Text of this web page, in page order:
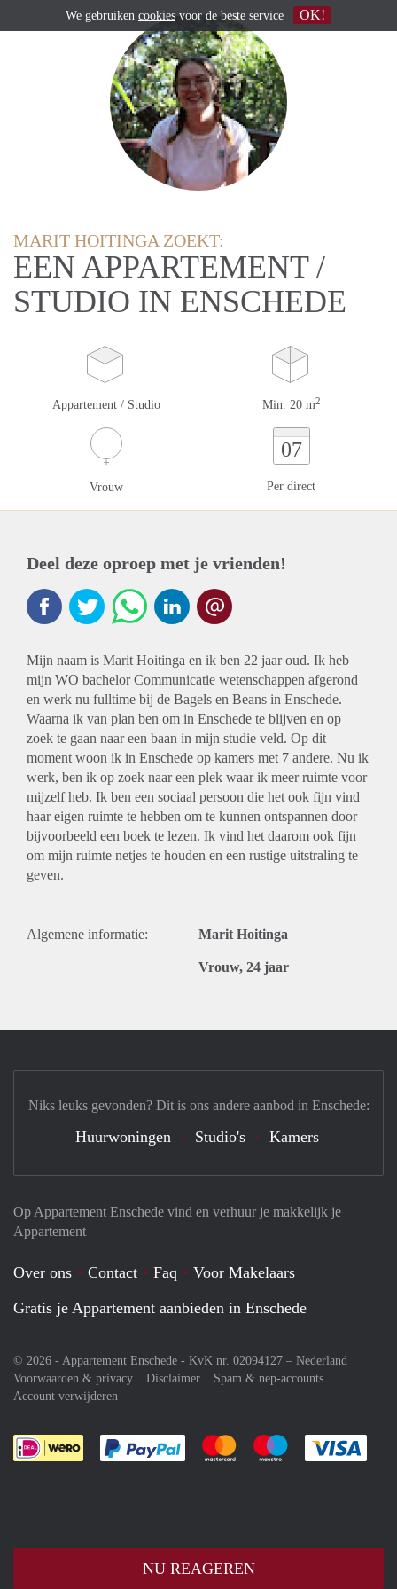
MARIT HOITINGA ZOEKT:
EEN APPARTEMENT /
STUDIO IN ENSCHEDE
Appartement / Studio Min. 20 m2
Vrouw
07
Per direct
Deel deze oproep met je vrienden!
Mijn naam is Marit Hoitinga en ik ben 22 jaar oud. Ik heb
mijn WO bachelor Communicatie wetenschappen afgerond
en werk nu fulltime bij de Bagels en Beans in Enschede.
Waarna ik van plan ben om in Enschede te blijven en op
zoek te gaan naar een baan in mijn studie veld. Op dit
moment woon ik in Enschede op kamers met 7 andere. Nu ik
werk, ben ik op zoek naar een plek waar ik meer ruimte voor
mijzelf heb. Ik ben een sociaal persoon die het ook fijn vind
haar eigen ruimte te hebben om te kunnen ontspannen door
bijvoorbeeld een boek te lezen. Ik vind het daarom ook fijn
om mijn ruimte netjes te houden en een rustige uitstraling te
geven.
Algemene informatie: Marit Hoitinga
Vrouw, 24 jaar
NU REAGEREN
Op Appartement Enschede vind en verhuur je makkelijk je
Appartement
Over ons Contact Faq
Voor Makelaars
Gratis je Appartement aanbieden in Enschede
© 2026 - Appartement Enschede - KvK nr. 02094127 – Nederland
Voorwaarden & privacy
Disclaimer
Spam & nep-accounts
Account verwijderen
Je rekent gemakkelijk af met Paypal
Je rekent gemakkelijk af met
Je rekent
Niks leuks gevonden? Dit is ons andere aanbod in Enschede:
Huurwoningen Studio's Kamers
We gebruiken cookiesvoor de beste service OK!